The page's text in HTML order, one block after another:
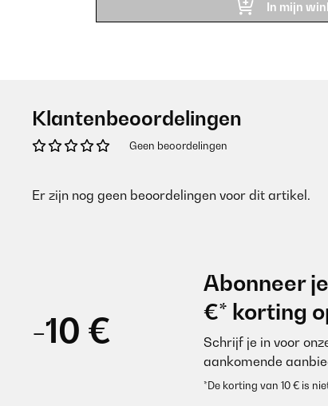
In mijn
Klantenbeoordelingen
Geen beoordelingen
Er zijn nog geen beoordelingen voor dit artikel.
-10 €
Abonneer
€* korting
Schrijf je in voor
aankomende
*De korting van 10 € is